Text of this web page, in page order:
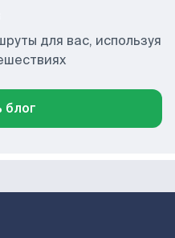
для вас, используя
блог